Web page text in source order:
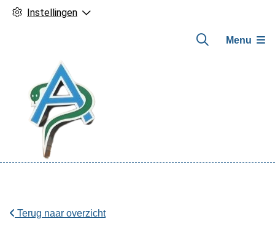
Instellingen
Menu
Terug naar overzicht